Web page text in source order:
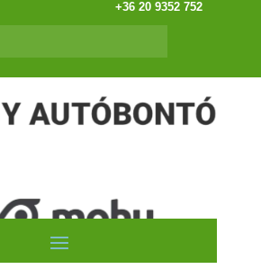
+36 20 9352 752